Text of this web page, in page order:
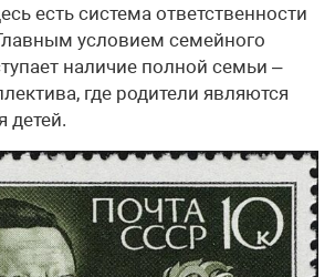
есть система ответственности
условием семейного
наличие полной семьи –
где родители являются
детей.